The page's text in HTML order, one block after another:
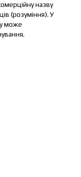
назву
(розуміння). У
може